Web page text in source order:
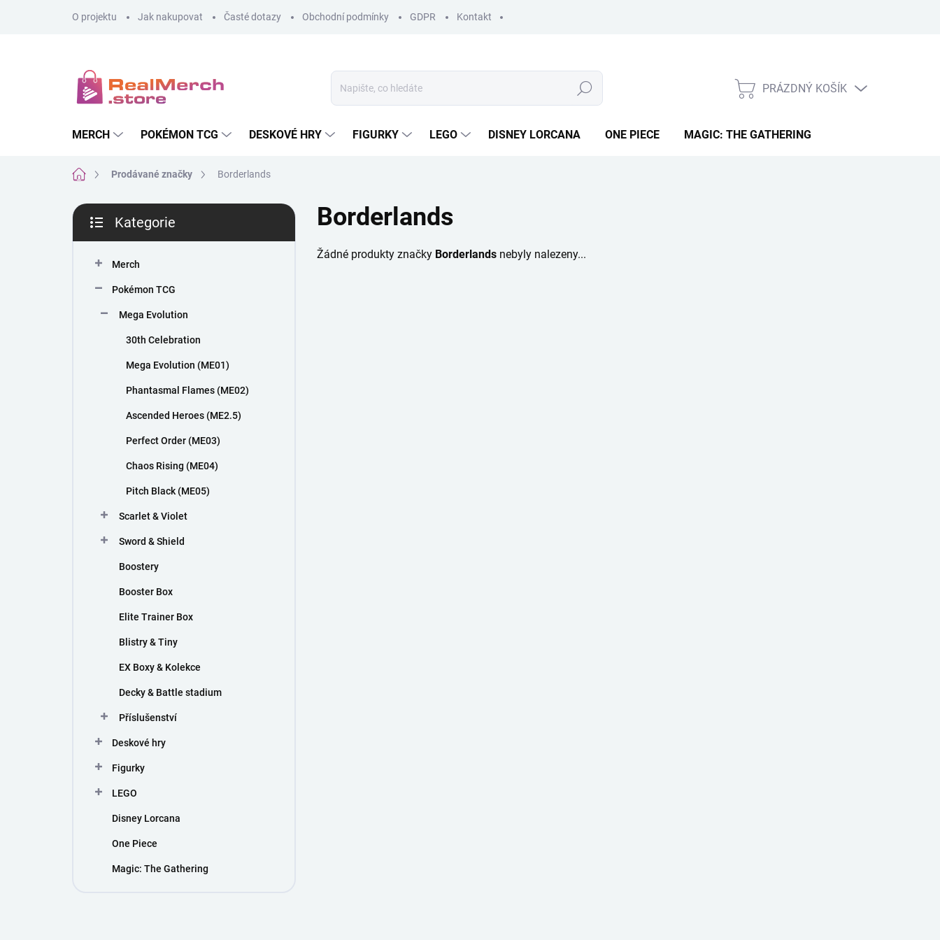
O projektu Jak nakupovat Časté dotazy Obchodní podmínky GDPR Kontakt
Hledat
NÁKUPNÍ
PRÁZDNÝ KOŠÍK
MERCH POKÉMON TCG DESKOVÉ HRY FIGURKY LEGO DISNEY LORCANA ONE PIECE MAGIC: THE GATHERING
Domů Prodávané značky Borderlands
P
s
kategorie
Kategorie
Merch
Pokémon TCG
Mega Evolution
30th Celebration
Mega Evolution (ME01)
Phantasmal Flames (ME02)
Ascended Heroes (ME2.5)
Perfect Order (ME03)
Chaos Rising (ME04)
Pitch Black (ME05)
Scarlet & Violet
Sword & Shield
Boostery
Booster Box
Elite Trainer Box
Blistry & Tiny
EX Boxy & Kolekce
Decky & Battle stadium
Příslušenství
Deskové hry
Figurky
LEGO
Disney Lorcana
One Piece
Magic: The Gathering
Borderlands
Žádné produkty značky Borderlands nebyly nalezeny...